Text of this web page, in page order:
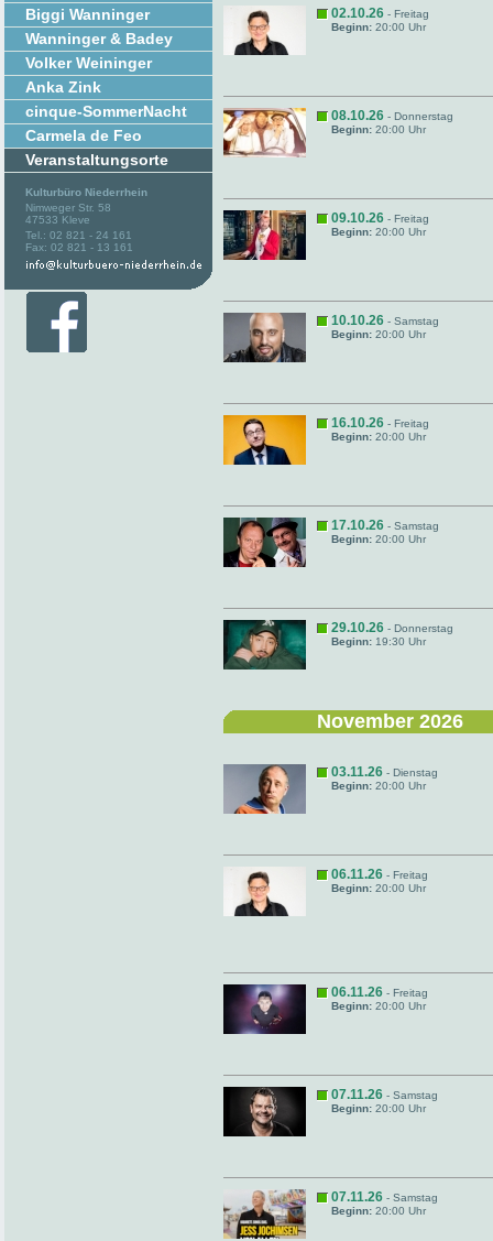
Biggi Wanninger
Wanninger & Badey
Volker Weininger
Anka Zink
cinque-SommerNacht
Carmela de Feo
Veranstaltungsorte
Kulturbüro Niederrhein
Nimweger Str. 58
47533 Kleve
Tel.: 02 821 - 24 161
Fax: 02 821 - 13 161
02.10.26 - Freitag
Beginn: 20:00 Uhr
08.10.26 - Donnerstag
Beginn: 20:00 Uhr
09.10.26 - Freitag
Beginn: 20:00 Uhr
10.10.26 - Samstag
Beginn: 20:00 Uhr
16.10.26 - Freitag
Beginn: 20:00 Uhr
17.10.26 - Samstag
Beginn: 20:00 Uhr
29.10.26 - Donnerstag
Beginn: 19:30 Uhr
November 2026
03.11.26 - Dienstag
Beginn: 20:00 Uhr
06.11.26 - Freitag
Beginn: 20:00 Uhr
06.11.26 - Freitag
Beginn: 20:00 Uhr
07.11.26 - Samstag
Beginn: 20:00 Uhr
07.11.26 - Samstag
Beginn: 20:00 Uhr